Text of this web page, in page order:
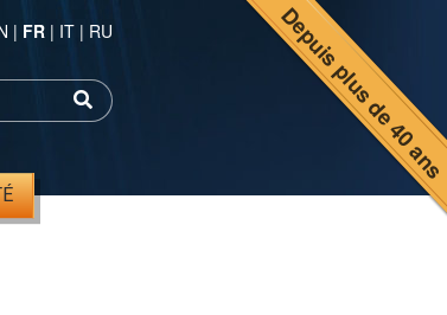
Depuis plus de
| FR| IT| RU